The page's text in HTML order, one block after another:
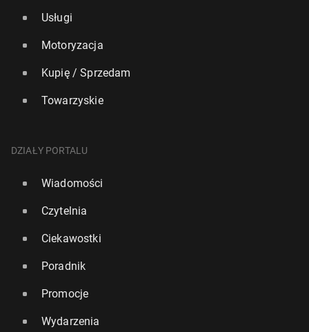
Usługi
Motoryzacja
Kupię / Sprzedam
Towarzyskie
DZIAŁY PORTALU
Wiadomości
Czytelnia
Ciekawostki
Poradnik
Promocje
Wydarzenia